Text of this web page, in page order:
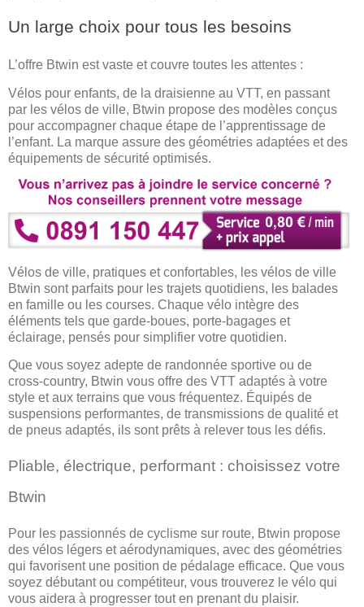
Un large choix pour tous les besoins
L’offre Btwin est vaste et couvre toutes les attentes :
Vélos pour enfants, de la draisienne au VTT, en passant
par les vélos de ville, Btwin propose des modèles conçus
pour accompagner chaque étape de l’apprentissage de
l’enfant. La marque assure des géométries adaptées et des
équipements de sécurité optimisés.
Vélos de ville, pratiques et confortables, les vélos de ville
Btwin sont parfaits pour les trajets quotidiens, les balades
en famille ou les courses. Chaque vélo intègre des
éléments tels que garde-boues, porte-bagages et
éclairage, pensés pour simplifier votre quotidien.
Que vous soyez adepte de randonnée sportive ou de
cross-country, Btwin vous offre des VTT adaptés à votre
style et aux terrains que vous fréquentez. Équipés de
suspensions performantes, de transmissions de qualité et
de pneus adaptés, ils sont prêts à relever tous les défis.
Pliable, électrique, performant : choisissez votre
Btwin
Pour les passionnés de cyclisme sur route, Btwin propose
des vélos légers et aérodynamiques, avec des géométries
qui favorisent une position de pédalage efficace. Que vous
soyez débutant ou compétiteur, vous trouverez le vélo qui
vous aidera à progresser tout en prenant du plaisir.